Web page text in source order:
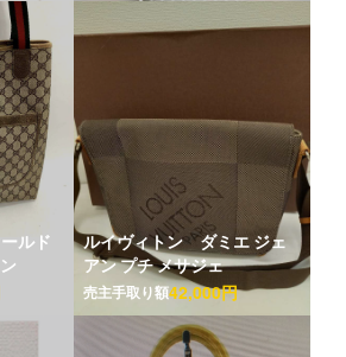
ルド
ルイヴィトン ダミエ ジェ
アン プチ メサジェ
売主手取り額42,000円